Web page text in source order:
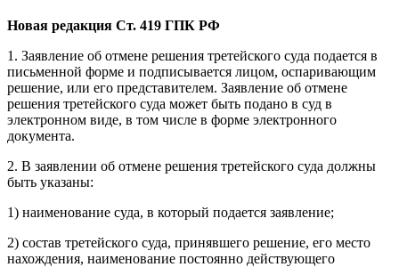
Новая редакция Ст. 419 ГПК РФ
1. Заявление об отмене решения третейского суда подается в
письменной форме и подписывается лицом, оспаривающим
решение, или его представителем. Заявление об отмене
решения третейского суда может быть подано в суд в
электронном виде, в том числе в форме электронного
документа.
2. В заявлении об отмене решения третейского суда должны
быть указаны:
1) наименование суда, в который подается заявление;
2) состав третейского суда, принявшего решение, его место
нахождения, наименование постоянно действующего